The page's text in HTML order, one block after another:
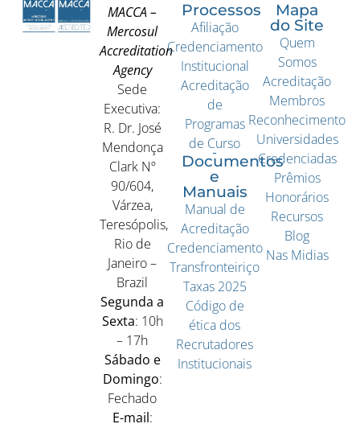
MACCA –
Mercosul
Accreditation
Agency
Sede
Executiva:
R. Dr. José
Mendonça
Clark Nº
90/604,
Várzea,
Teresópolis,
Rio de
Janeiro –
Brazil
Segunda a
Sexta: 10h
– 17h
Sábado e
Domingo:
Fechado
E-mail:
Processos
Afiliação
Credenciamento
Institucional
Acreditação
de
Programas
de Curso
Documentos
e
Manuais
Manual de
Acreditação
Credenciamento
Transfronteiriço
Taxas 2025
Código de
ética dos
Recrutadores
Institucionais
Mapa
do Site
Quem
Somos
Acreditação
Membros
Reconhecimento
Universidades
Credenciadas
Prêmios
Honorários
Recursos
Blog
Nas Midias